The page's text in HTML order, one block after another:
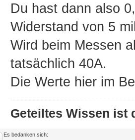
Du hast dann also
Widerstand von 5
Wird beim Messen
tatsächlich 40A.
Die Werte hier im
Geteiltes Wissen ist
Es bedanken sich: